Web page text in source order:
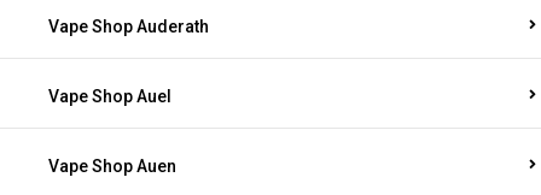
Vape Shop Auderath
Vape Shop Auel
Vape Shop Auen